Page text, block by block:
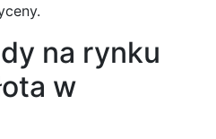
na rynku
w